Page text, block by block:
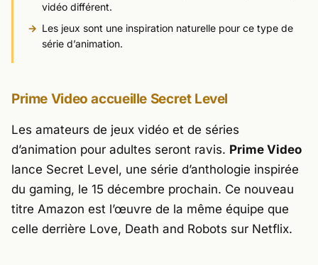
vidéo différent.
Les jeux sont une inspiration naturelle pour ce type de
série d’animation.
Prime Video accueille Secret Level
Les amateurs de jeux vidéo et de séries
d’animation pour adultes seront ravis. Prime Video
lance Secret Level, une série d’anthologie inspirée
du gaming, le 15 décembre prochain. Ce nouveau
titre Amazon est l’œuvre de la même équipe que
celle derrière Love, Death and Robots sur Netflix.